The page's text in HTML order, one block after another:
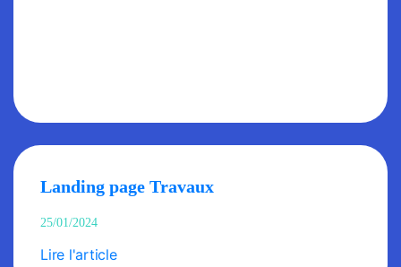
Landing page Travaux
25/01/2024
Lire l'article